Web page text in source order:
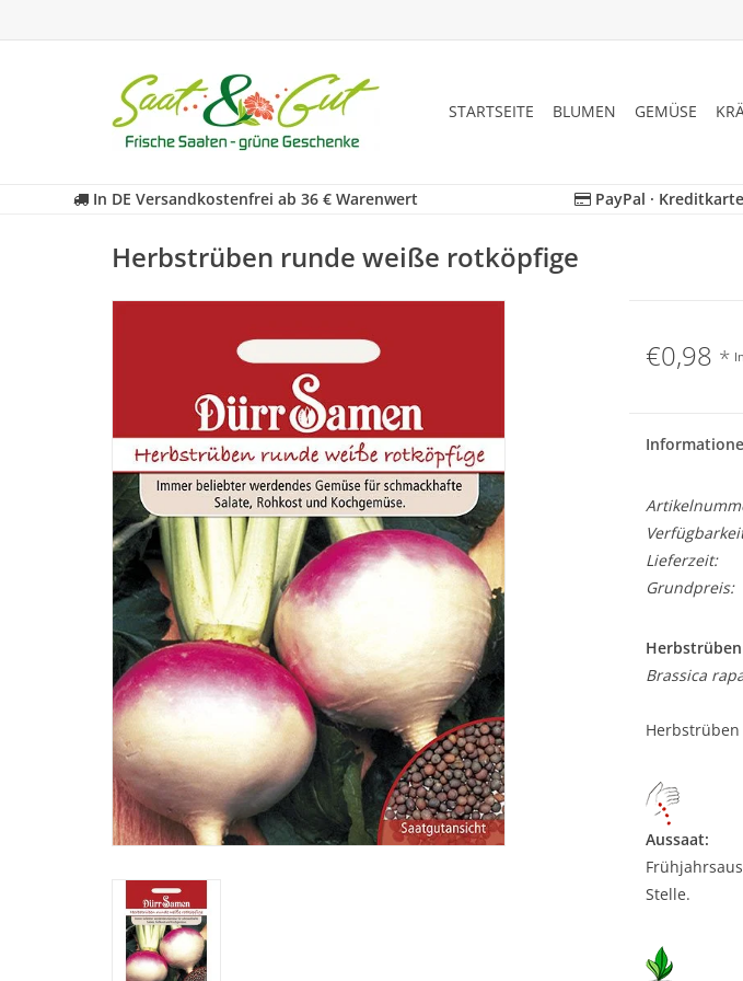
STARTSEITE BLUMEN GEMÜSE
In DE Versandkostenfrei ab 36 € Warenwert PayPal ·
Herbstrüben runde weiße rotköpfige
€0,98 *
Lieferzeit:
Grundpreis:
Brassica
Aussaat:
Stelle.